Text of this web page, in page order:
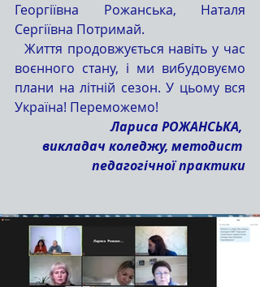
Георгіївна Рожанська, Наталя
Сергіївна Потримай.
воєнного стану, і ми вибудовуємо
плани на літній сезон. У цьому вся
Україна! Переможемо!
Лариса РОЖАНСЬКА,
викладач коледжу, методист
педагогічної практики